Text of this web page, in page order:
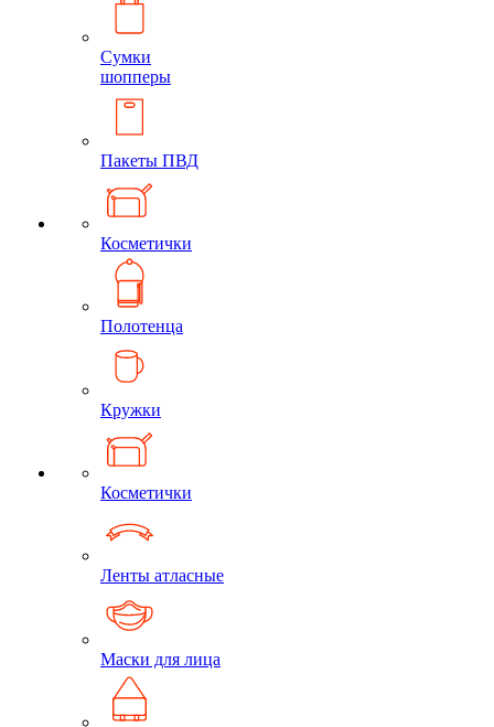
Сумки
шопперы
Пакеты ПВД
Косметички
Полотенца
Кружки
Косметички
Ленты атласные
Маски для лица